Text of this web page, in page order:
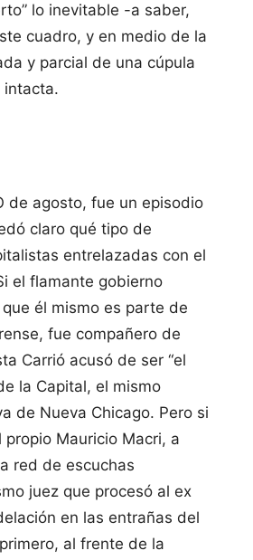
lo inevitable -a saber,
cuadro, y en medio de la
y parcial de una cúpula
intacta.
de agosto, fue un episodio
claro qué tipo de
entrelazadas con el
el flamante gobierno
él mismo es parte de
fue compañero de
Carrió acusó de ser “el
la Capital, el mismo
de Nueva Chicago. Pero si
Mauricio Macri, a
red de escuchas
juez que procesó al ex
en las entrañas del
al frente de la